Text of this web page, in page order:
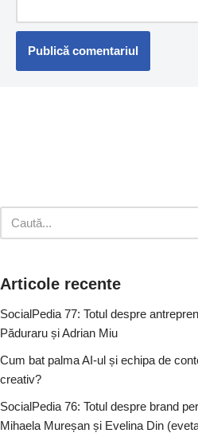
Articole recente
SocialPedia 77: Totul despre
Păduraru și Adrian Miu
Cum bat palma AI-ul și echipa de
creativ?
SocialPedia 76: Totul despre brand
Mihaela Mureșan și Evelina Din